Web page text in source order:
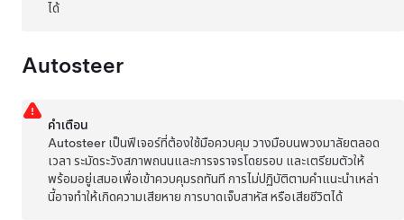
ได้
Autosteer
คำเตือน
Autosteer เป็นฟีเจอร์ที่ต้องใช้มือควบคุม วางมือบนพวงมาลัยตลอด
เวลา ระมัดระวังสภาพถนนและการจราจรโดยรอบ และเตรียมตัวให้
พร้อมอยู่เสมอเพื่อเข้าควบคุมรถทันที การไม่ปฏิบัติตามคำแนะนำเหล่า
นี้อาจทำให้เกิดความเสียหาย การบาดเจ็บสาหัส หรือเสียชีวิตได้